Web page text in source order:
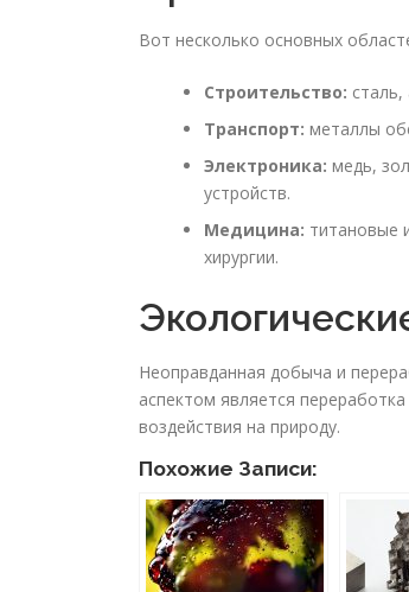
Вот несколько основных
Строительство:
Транспорт: металлы
Электроника: медь,
устройств.
Медицина: титановые
хирургии.
Неоправданная добыча и
аспектом является
воздействия на природу.
Похожие Записи: